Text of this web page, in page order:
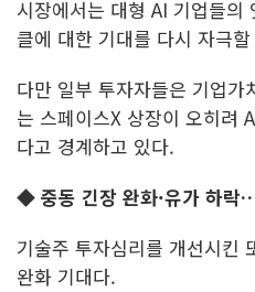
시장에서는 대형 AI 기업들의
클에 대한 기대를 다시 자극
다만 일부 투자자들은 기업
는 스페이스X 상장이 오히려
다고 경계하고 있다.
◆ 중동 긴장 완화·유가 하
기술주 투자심리를 개선시킨
완화 기대다.